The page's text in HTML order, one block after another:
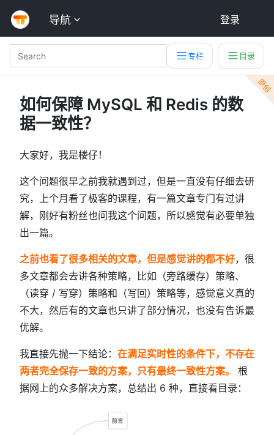
导航 登录
专栏 目录
原创
如何保障 MySQL 和 Redis 的数
据一致性？
大家好，我是楼仔！
这个问题很早之前我就遇到过，但是一直没有仔细去研
究，上个月看了极客的课程，有一篇文章专门有过讲
解，刚好有粉丝也问我这个问题，所以感觉有必要单独
出一篇。
之前也看了很多相关的文章，但是感觉讲的都不好，很
多文章都会去讲各种策略，比如（旁路缓存）策略、
（读穿 / 写穿）策略和（写回）策略等，感觉意义真的
不大，然后有的文章也只讲了部分情况，也没有告诉最
优解。
我直接先抛一下结论： 在满足实时性的条件下，不存在
两者完全保存一致的方案，只有最终一致性方案。
根
据网上的众多解决方案，总结出 6 种，直接看目录：